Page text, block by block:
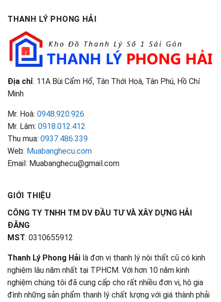
Điểm
Nhận
Biết
THANH LÝ PHONG HẢI
Địa chỉ: 11A Bùi Cẩm Hổ, Tân Thới Hoà, Tân Phú, Hồ Chí
Minh
Mr. Hoà: 0948.920.926
Mr. Lâm: 0918.012.412
Thu mua: 0937.486.339
Web: Muabanghecu.com
Email: Muabanghecu@gmail.com
GIỚI THIỆU
CÔNG TY TNHH TM DV ĐẦU TƯ VÀ XÂY DỰNG HẢI
ĐĂNG
MST: 0310655912
Thanh Lý Phong Hải là đơn vị thanh lý nội thất cũ có kinh
nghiệm lâu năm nhất tại TPHCM. Với hơn 10 năm kinh
nghiệm chúng tôi đã cung cấp cho rất nhiều đơn vị, hộ gia
đình những sản phẩm thanh lý chất lượng với giá thành phải